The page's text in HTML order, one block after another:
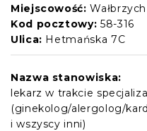
Miejscowość: Wałbrzych
Kod pocztowy: 58-316
Ulica: Hetmańska 7C
Nazwa stanowiska:
lekarz w trakcie
(ginekolog/alergolog/
i wszyscy inni)